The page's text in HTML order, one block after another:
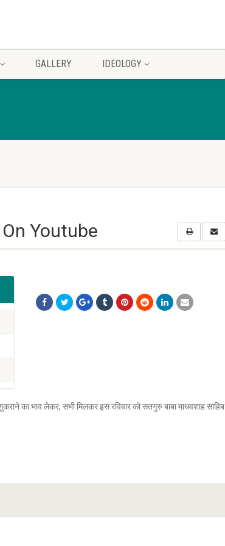
GALLERY IDEOLOGY
Youtube
का भाव लेकर, सभी मिलकर इस रविवार को सतगुरु बाबा माधवशाह साहिब